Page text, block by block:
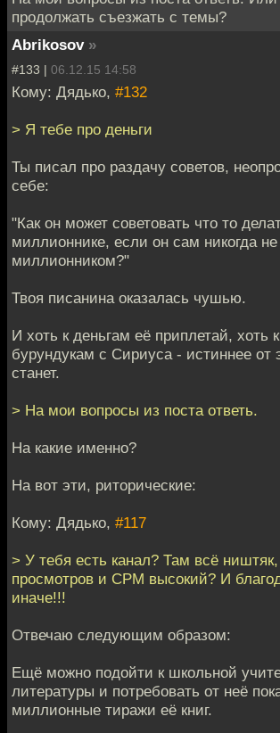
продолжать съезжать с темы?
Abrikosov »
#133 | 06.12.15 14:58
Кому: Дядько, #132
> Я тебе про деньги
Ты писал про раздачу советов,
себе:
"Как он может советовать что то
миллионнике, если он сам никогда
миллионником?"
Твоя писанина оказалась чушью.
И хоть к деньгам её приплетай, хоть
бурундукам с Сириуса - истиннее от
станет.
> На мои вопросы из поста ответь.
На какие именно?
На вот эти, риторические:
Кому: Дядько, #117
> У тебя есть канал? Там всё
просмотров и CPM высокий? И
иначе!!!
Отвечаю следующим образом:
Ещё можно подойти к школьной
литературы и потребовать от неё
миллионные тиражи её книг.